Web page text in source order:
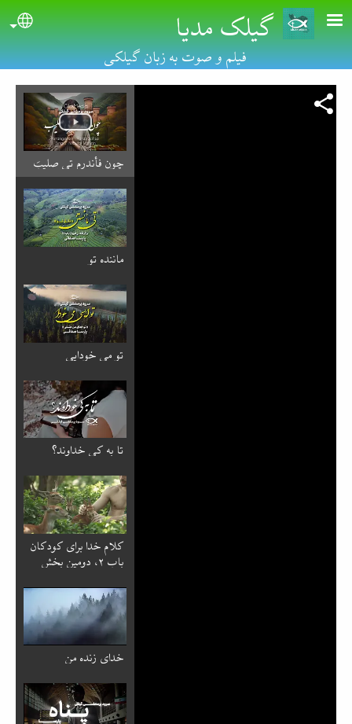
Skip to main contentگیلک مدیا
فیلم و صوت به زبان گیلکی
چون فأندرم تی صلیبَ
ماننده تو
تو می خودایی
تا به کی خداوند؟
کلام خدا برای کودکان
باب ۲، دومین بخش
خدای زنده من